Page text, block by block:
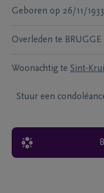
Geboren op 26/11/1933
Overleden te BRUGGE
Woonachtig te Sint-
Stuur een